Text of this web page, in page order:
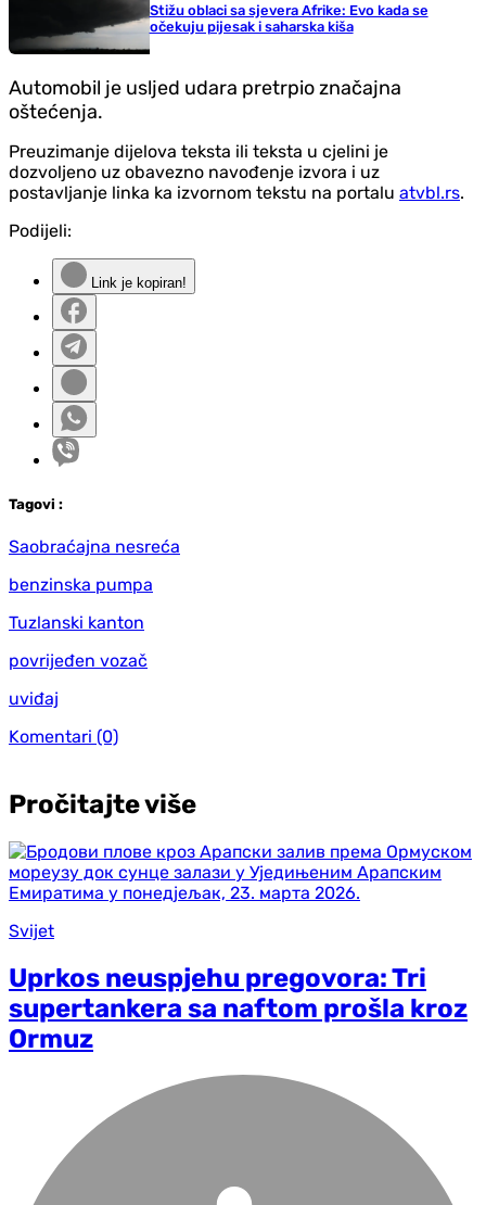
Stižu oblaci sa sjevera Afrike: Evo kada se
očekuju pijesak i saharska kiša
Automobil je usljed udara pretrpio značajna
oštećenja.
Preuzimanje dijelova teksta ili teksta u cjelini je
dozvoljeno uz obavezno navođenje izvora i uz
postavljanje linka ka izvornom tekstu na portalu atvbl.rs.
Podijeli:
Link je kopiran!
Tagovi :
Saobraćajna nesreća
benzinska pumpa
Tuzlanski kanton
povrijeđen vozač
uviđaj
Komentari (0)
Pročitajte više
Svijet
Uprkos neuspjehu pregovora: Tri
supertankera sa naftom prošla kroz
Ormuz